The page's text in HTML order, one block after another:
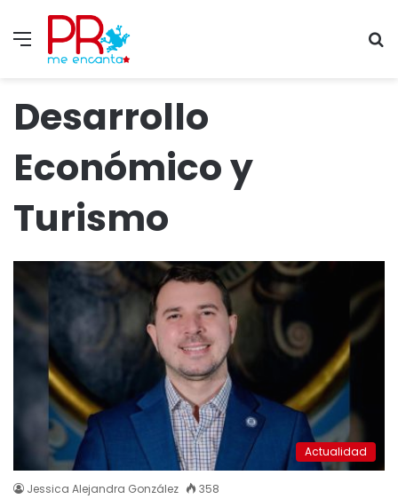
Menu
Desarrollo
Económico y
Turismo
Actualidad
Jessica Alejandra González 358